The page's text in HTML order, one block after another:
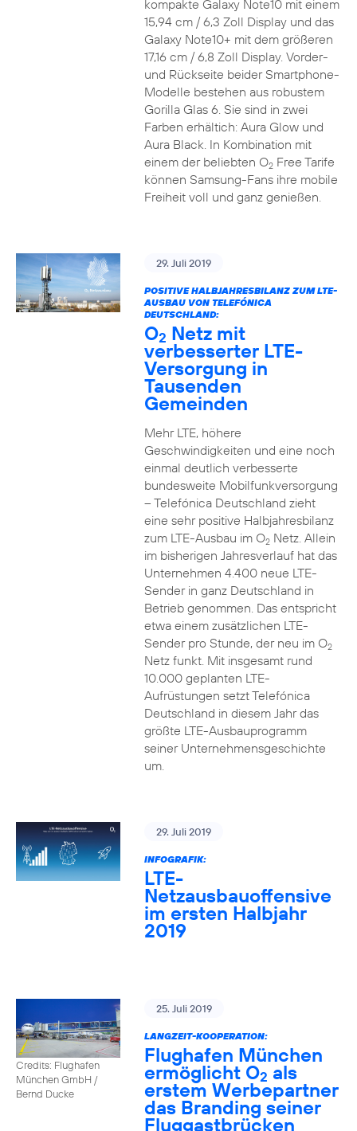
kompakte Galaxy Note10 mit einem
15,94 cm / 6,3 Zoll Display und das
Galaxy Note10+ mit dem größeren
17,16 cm / 6,8 Zoll Display. Vorder-
und Rückseite beider Smartphone-
Modelle bestehen aus robustem
Gorilla Glas 6. Sie sind in zwei
Farben erhältich: Aura Glow und
Aura Black. In Kombination mit
einem der beliebten O2Free Tarife
können Samsung-Fans ihre mobile
Freiheit voll und ganz genießen.
29. Juli 2019
POSITIVE HALBJAHRESBILANZ ZUM LTE-
AUSBAU VON TELEFÓNICA
DEUTSCHLAND:
O2 Netz mit
verbesserter LTE-
Versorgung in
Tausenden
Gemeinden
Mehr LTE, höhere
Geschwindigkeiten und eine noch
einmal deutlich verbesserte
bundesweite Mobilfunkversorgung
– Telefónica Deutschland zieht
eine sehr positive Halbjahresbilanz
zum LTE-Ausbau im O2Netz. Allein
im bisherigen Jahresverlauf hat das
Unternehmen 4.400 neue LTE-
Sender in ganz Deutschland in
Betrieb genommen. Das entspricht
etwa einem zusätzlichen LTE-
Sender pro Stunde, der neu im O2
Netz funkt. Mit insgesamt rund
10.000 geplanten LTE-
Aufrüstungen setzt Telefónica
Deutschland in diesem Jahr das
größte LTE-Ausbauprogramm
seiner Unternehmensgeschichte
um.
29. Juli 2019
INFOGRAFIK:
LTE-
Netzausbauoffensive
im ersten Halbjahr
2019
Credits: Flughafen
München GmbH /
Bernd Ducke
25. Juli 2019
LANGZEIT-KOOPERATION:
Flughafen München
ermöglicht O2 als
erstem Werbepartner
das Branding seiner
Fluggastbrücken